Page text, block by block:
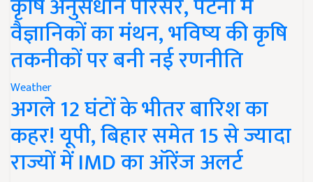
वैज्ञानिकों का मंथन, भविष्य की कृषि
तकनीकों पर बनी नई रणनीति
Weather
अगले 12 घंटों के भीतर बारिश का
कहर! यूपी, बिहार समेत 15 से ज्यादा
राज्यों में IMD का ऑरेंज अलर्ट